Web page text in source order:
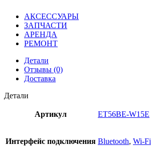
АКСЕССУАРЫ
ЗАПЧАСТИ
АРЕНДА
РЕМОНТ
Детали
Отзывы (0)
Доставка
Детали
Артикул ET56BE-W15E
Интерфейс подключения Bluetooth, Wi-Fi